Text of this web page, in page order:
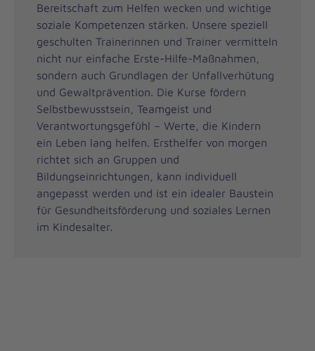
Bereitschaft zum Helfen wecken und wichtige
soziale Kompetenzen stärken. Unsere speziell
geschulten Trainerinnen und Trainer vermitteln
nicht nur einfache Erste-Hilfe-Maßnahmen,
sondern auch Grundlagen der Unfallverhütung
und Gewaltprävention. Die Kurse fördern
Selbstbewusstsein, Teamgeist und
Verantwortungsgefühl – Werte, die Kindern
ein Leben lang helfen. Ersthelfer von morgen
richtet sich an Gruppen und
Bildungseinrichtungen, kann individuell
angepasst werden und ist ein idealer Baustein
für Gesundheitsförderung und soziales Lernen
im Kindesalter.